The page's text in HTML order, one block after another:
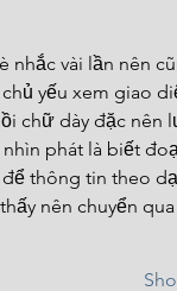
nhắc vài lần nên
yếu xem giao
chữ dày đặc
phát là biết
thông tin theo
nên chuyển